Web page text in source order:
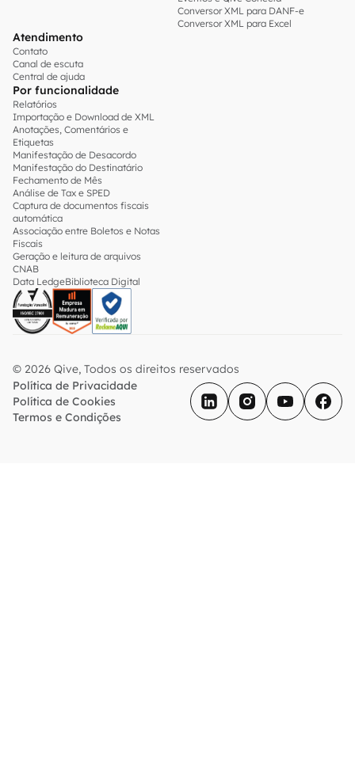
Conversor XML para DANF-e
Conversor XML para Excel
Atendimento
Contato
Canal de escuta
Central de ajuda
Por funcionalidade
Relatórios
Importação e Download de XML
Anotações, Comentários e
Etiquetas
Manifestação de Desacordo
Manifestação do Destinatário
Fechamento de Mês
Análise de Tax e SPED
Captura de documentos fiscais
automática
Associação entre Boletos e Notas
Fiscais
Geração e leitura de arquivos
CNAB
Data LedgeBiblioteca Digital
© 2026 Qive, Todos os direitos reservados
Política de Privacidade
Política de Cookies
Termos e Condições